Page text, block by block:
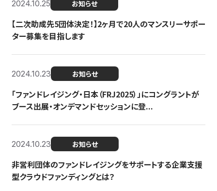
2024.10.25 お知らせ
【二次助成先5団体決定！】2ヶ月で20人のマンスリーサポー
ター募集を目指します
2024.10.23 お知らせ
「ファンドレイジング・日本（FRJ2025）」にコングラントが
ブース出展・オンデマンドセッションに登...
2024.10.23 お知らせ
非営利団体のファンドレイジングをサポートする企業支援
型クラウドファンディングとは？